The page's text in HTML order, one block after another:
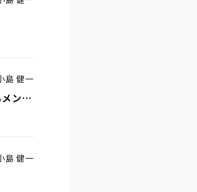
島 健一
人事部のための発達障害の正しい理解と関わり方セミナー ～パワハラも問題社員もメンタル不調も“発達障害”を知れば怖くない～
島 健一